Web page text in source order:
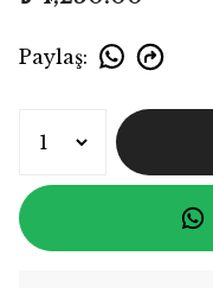
Paylaş: